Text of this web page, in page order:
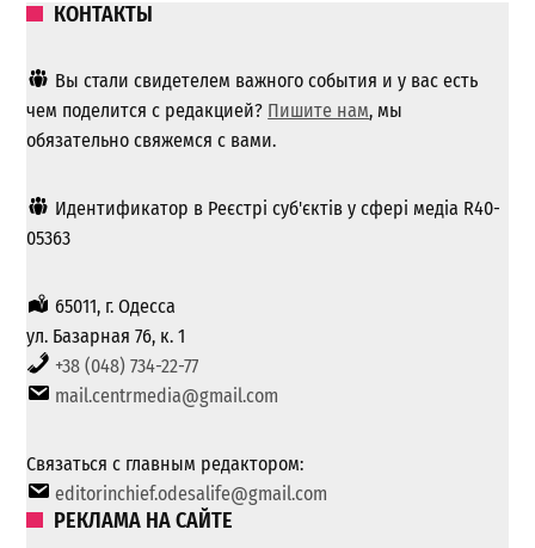
КОНТАКТЫ
Вы стали свидетелем важного события и у вас есть
чем поделится с редакцией? Пишите нам, мы
обязательно свяжемся с вами.
Идентификатор в Реєстрі суб'єктів у сфері медіа R40-
05363
65011, г. Одесса
ул. Базарная 76, к. 1
+38 (048) 734-22-77
mail.centrmedia@gmail.com
Связаться с главным редактором:
editorinchief.odesalife@gmail.com
РЕКЛАМА НА САЙТЕ